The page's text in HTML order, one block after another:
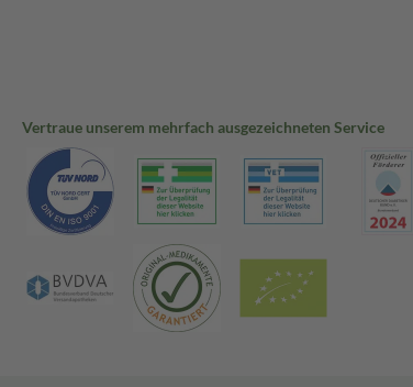
Vertraue unserem mehrfach ausgezeichneten Service